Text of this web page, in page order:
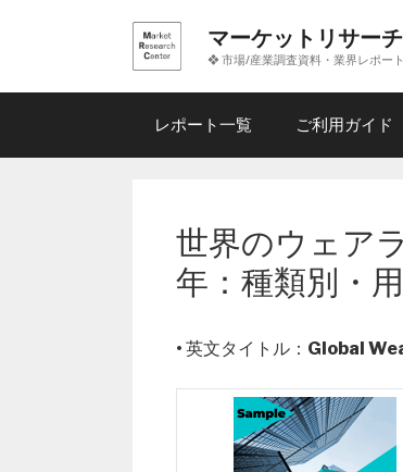
ン
マーケットリサー
❖ 市場/産業調査資料・業界レポー
レポート一覧 ご利用ガイド
世界のウェア
年：種類別・
• 英文タイトル： Global